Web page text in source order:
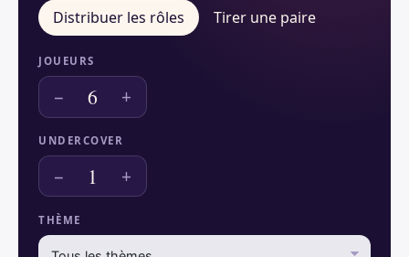
Distribuer les rôles Tirer une paire
JOUEURS
− 6 +
UNDERCOVER
− 1 +
THÈME